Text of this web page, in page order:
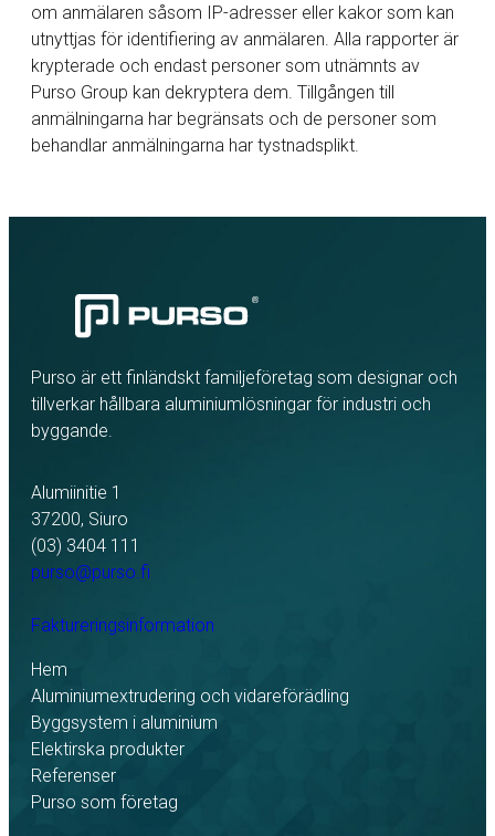
om anmälaren såsom IP-adresser eller kakor som kan
utnyttjas för identifiering av anmälaren. Alla rapporter är
krypterade och endast personer som utnämnts av
Purso Group kan dekryptera dem. Tillgången till
anmälningarna har begränsats och de personer som
behandlar anmälningarna har tystnadsplikt.
Purso är ett finländskt familjeföretag som designar och
tillverkar hållbara aluminiumlösningar för industri och
byggande.
Alumiinitie 1
37200, Siuro
(03) 3404 111
purso@purso.fi
Faktureringsinformation
Hem
Aluminiumextrudering och vidareförädling
Byggsystem i aluminium
Elektirska produkter
Referenser
Purso som företag